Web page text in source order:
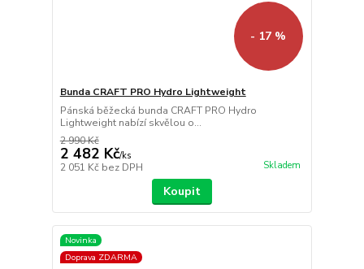
- 17 %
Bunda CRAFT PRO Hydro Lightweight
Pánská běžecká bunda CRAFT PRO Hydro
Lightweight nabízí skvělou o...
2 990 Kč
2 482 Kč/ks
2 051 Kč bez DPH Skladem
Koupit
Novinka
Doprava ZDARMA